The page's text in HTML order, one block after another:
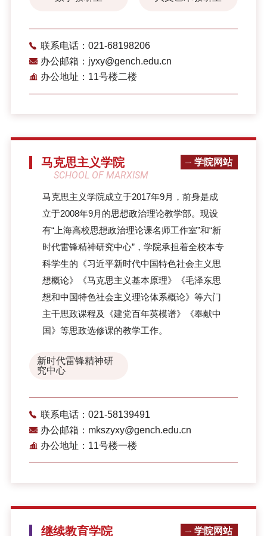
联系电话：021-68198206
办公邮箱：jyxy@gench.edu.cn
办公地址：11号楼二楼
马克思主义学院
SCHOOL OF MARXISM
学院网站
马克思主义学院成立于2017年9月，前身是成
立于2008年9月的思想政治理论教学部。现设
有“上海高校思想政治理论课名师工作室”和“新
时代雷锋精神研究中心”，学院承担着全校本专
科学生的《习近平新时代中国特色社会主义思
想概论》《马克思主义基本原理》《毛泽东思
想和中国特色社会主义理论体系概论》等六门
主干思政课程及《建党百年英模谱》《奉献中
国》等思政选修课的教学工作。
新时代雷锋精神研
究中心
联系电话：021-58139491
办公邮箱：mkszyxy@gench.edu.cn
办公地址：11号楼一楼
继续教育学院 学院网站